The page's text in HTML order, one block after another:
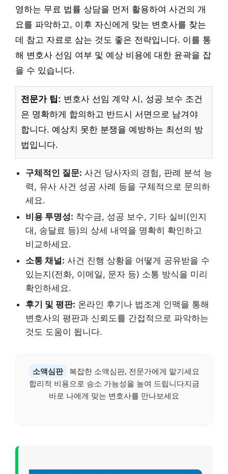
영하는 무료 법률 상담을 먼저 활용하여 사건의 개
요를 파악하고, 이후 자신에게 맞는 변호사를 찾는
데 참고 자료로 삼는 것도 좋은 전략입니다. 이를 통
해 변호사 선임 여부 및 예상 비용에 대한 윤곽을 잡
을 수 있습니다.
전문가 팁: 변호사 선임 계약 시, 성공 보수 조건
은 명확하게 합의하고 반드시 서면으로 남겨야
합니다. 예상치 못한 분쟁을 예방하는 최선의 방
법입니다.
구체적인 질문: 사건 당사자의 경험, 판례 분석 능
력, 유사 사건 성공 사례 등을 구체적으로 문의하
세요.
비용 투명성: 착수금, 성공 보수, 기타 실비(인지
대, 송달료 등)의 상세 내역을 명확히 확인하고
비교하세요.
소통 채널: 사건 진행 상황을 어떻게 공유받을 수
있는지(전화, 이메일, 문자 등) 소통 방식을 미리
확인하세요.
후기 및 평판: 온라인 후기나 법조계 인맥을 통해
변호사의 평판과 신뢰도를 간접적으로 파악하는
것도 도움이 됩니다.
소액심판
복잡한 소액심판, 전문가에게 맡기세요
합리적 비용으로 승소 가능성을 높여 드립니다지금
바로 나에게 맞는 변호사를 만나보세요